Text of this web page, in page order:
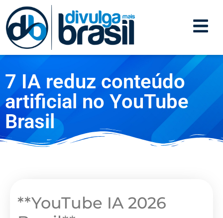
7 IA reduz conteúdo
artificial no YouTube
Brasil
**YouTube IA 2026